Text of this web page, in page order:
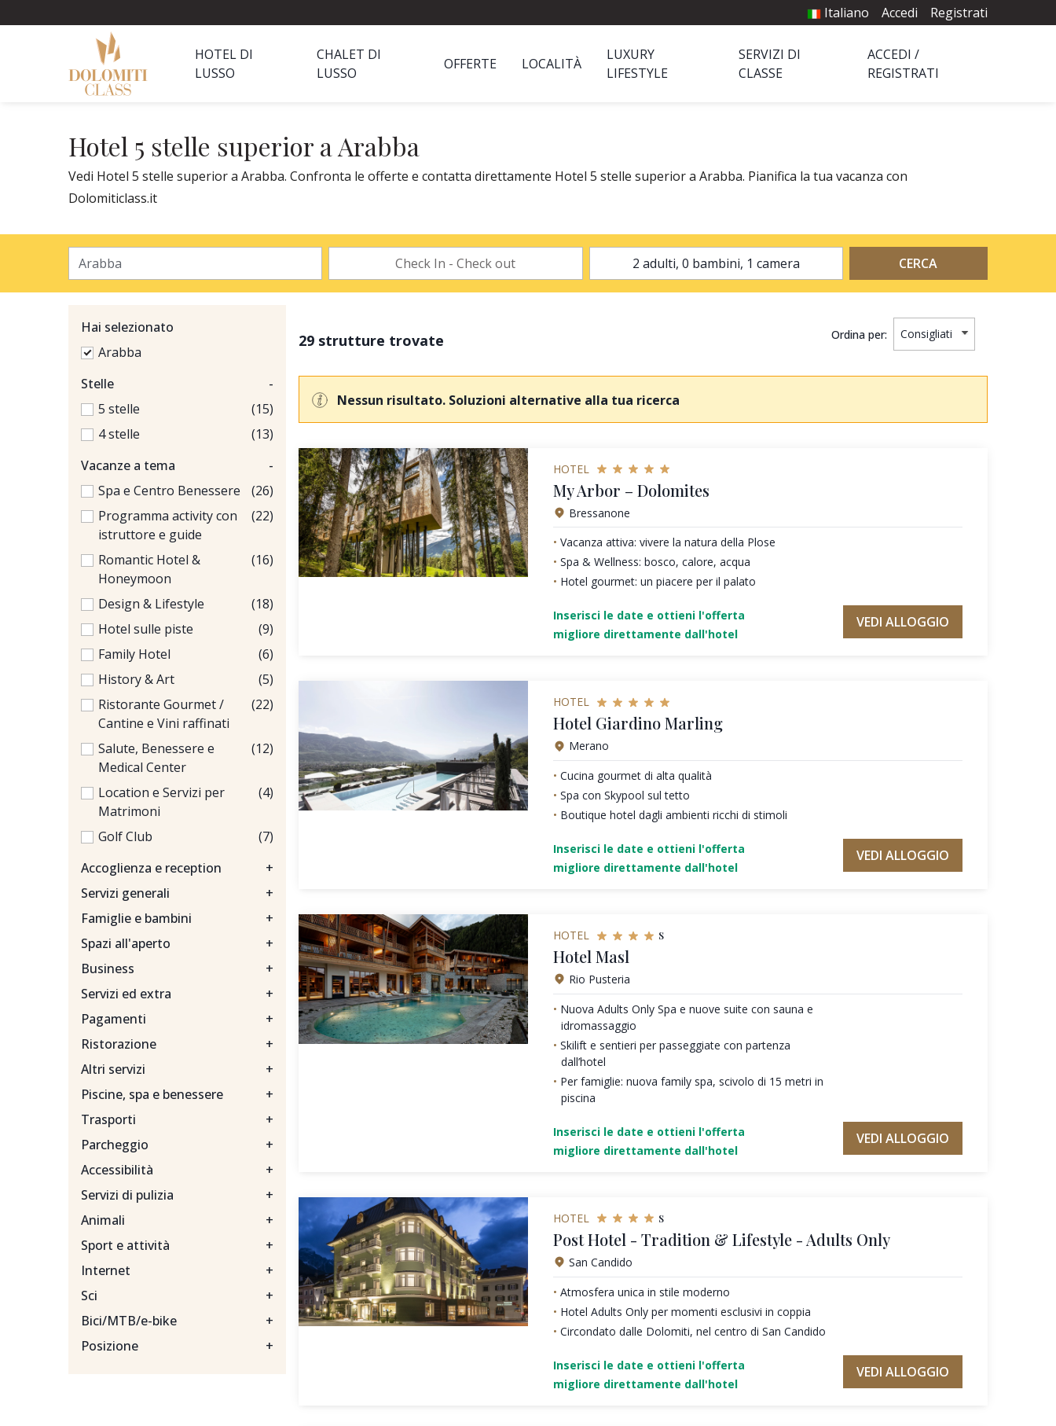
Italiano Accedi Registrati
HOTEL DI
LUSSO
CHALET DI
LUSSO
OFFERTE LOCALITÀ
LUXURY
LIFESTYLE
SERVIZI DI
CLASSE
ACCEDI /
REGISTRATI
Hotel 5 stelle superior a Arabba
Vedi Hotel 5 stelle superior a Arabba. Confronta le offerte e contatta direttamente Hotel 5 stelle superior a Arabba. Pianifica la tua vacanza con
Dolomiticlass.it
2 adulti, 0 bambini, 1 camera CERCA
Hai selezionato
Arabba
Stelle
-
5 stelle
(15)
4 stelle
(13)
Vacanze a tema
-
Spa e Centro Benessere
(26)
Programma activity con
istruttore e guide
(22)
Romantic Hotel &
Honeymoon
(16)
Design & Lifestyle
(18)
Hotel sulle piste
(9)
Family Hotel
(6)
History & Art
(5)
Ristorante Gourmet /
Cantine e Vini raffinati
(22)
Salute, Benessere e
Medical Center
(12)
Location e Servizi per
Matrimoni
(4)
Golf Club
(7)
Accoglienza e reception
+
Servizi generali
+
Famiglie e bambini
+
Spazi all'aperto
+
Business
+
Servizi ed extra
+
Pagamenti
+
Ristorazione
+
Altri servizi
+
Piscine, spa e benessere
+
Trasporti
+
Parcheggio
+
Accessibilità
+
Servizi di pulizia
+
Animali
+
Sport e attività
+
Internet
+
Sci
+
Bici/MTB/e-bike
+
Posizione
+
29 strutture trovate Ordina per:
Nessun risultato. Soluzioni alternative alla tua ricerca
HOTEL
My Arbor – Dolomites
Bressanone
Vacanza attiva: vivere la natura della Plose
Spa & Wellness: bosco, calore, acqua
Hotel gourmet: un piacere per il palato
Inserisci le date e ottieni l'offerta
migliore direttamente dall'hotel
VEDI ALLOGGIO
HOTEL
Hotel Giardino Marling
Merano
Cucina gourmet di alta qualità
Spa con Skypool sul tetto
Boutique hotel dagli ambienti ricchi di stimoli
Inserisci le date e ottieni l'offerta
migliore direttamente dall'hotel
VEDI ALLOGGIO
HOTEL s
Hotel Masl
Rio Pusteria
Nuova Adults Only Spa e nuove suite con sauna e
idromassaggio
Skilift e sentieri per passeggiate con partenza
dall’hotel
Per famiglie: nuova family spa, scivolo di 15 metri in
piscina
Inserisci le date e ottieni l'offerta
migliore direttamente dall'hotel
VEDI ALLOGGIO
HOTEL s
Post Hotel - Tradition & Lifestyle - Adults Only
San Candido
Atmosfera unica in stile moderno
Hotel Adults Only per momenti esclusivi in coppia
Circondato dalle Dolomiti, nel centro di San Candido
Inserisci le date e ottieni l'offerta
migliore direttamente dall'hotel
VEDI ALLOGGIO